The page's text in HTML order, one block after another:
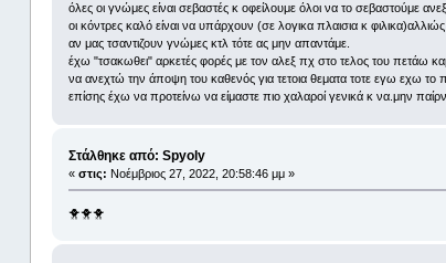
όλες οι γνώμες είναι σεβαστές κ οφείλουμε όλοι να το σεβαστούμε
οι κόντρες καλό είναι να υπάρχουν (σε λογικα πλαισια κ
αν μας τσαντιζουν γνώμες κτλ τότε ας μην απαντάμε.
έχω "τσακωθει" αρκετές φορές με τον αλεξ πχ στο τελος του πετάω
να ανεχτώ την άποψη του καθενός για τετοια θεματα τοτε εγω εχω το
επίσης έχω να προτείνω να είμαστε πιο χαλαροί γενικά κ να.μην
Στάλθηκε από: Spyoly
« στις: Νοέμβριος 27, 2022, 20:58:46 μμ »
🐥🐥🐥